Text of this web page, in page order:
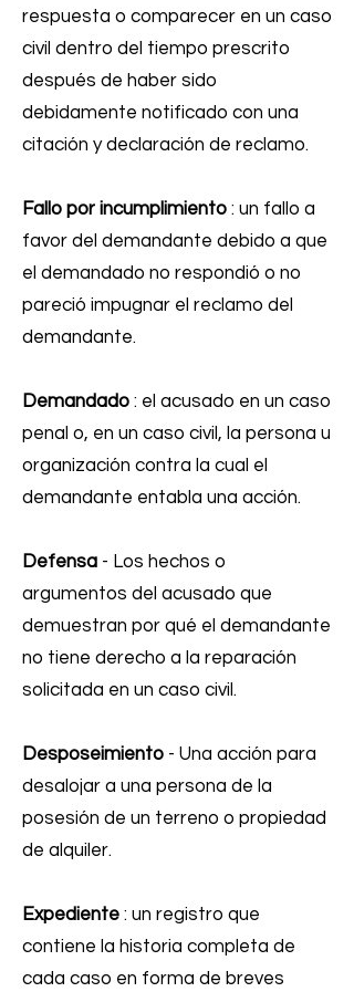
respuesta o comparecer en un caso
civil dentro del tiempo prescrito
después de haber sido
debidamente notificado con una
citación y declaración de reclamo.
Fallo por incumplimiento : un fallo a
favor del demandante debido a que
el demandado no respondió o no
pareció impugnar el reclamo del
demandante.
Demandado : el acusado en un caso
penal o, en un caso civil, la persona u
organización contra la cual el
demandante entabla una acción.
Defensa - Los hechos o
argumentos del acusado que
demuestran por qué el demandante
no tiene derecho a la reparación
solicitada en un caso civil.
Desposeimiento - Una acción para
desalojar a una persona de la
posesión de un terreno o propiedad
de alquiler.
Expediente : un registro que
contiene la historia completa de
cada caso en forma de breves